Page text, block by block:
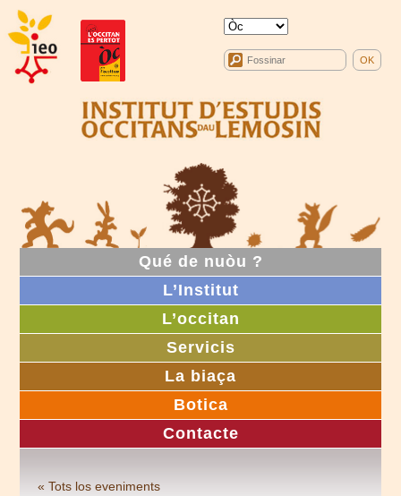
Qué de nuòu ?
L’Institut
L’occitan
Servicis
La biaça
Botica
Contacte
« Tots los eveniments